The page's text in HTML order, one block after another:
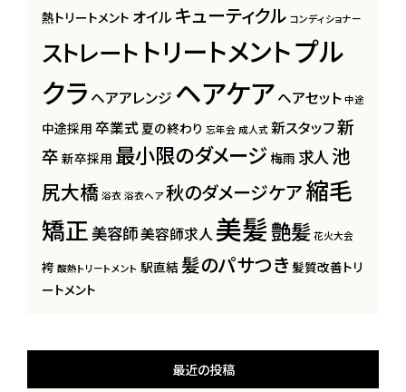
熱トリートメント オイル キューティクル コンディショナー
ストレート トリートメントプル
クラ ヘアアレンジ ヘアケアヘアセット 中途
中途採用 卒業式夏の終わり 忘年会 成人式 新スタッフ新
卒 新卒採用 最小限のダメージ梅雨 求人 池
尻大橋 浴衣 浴衣ヘア 秋のダメージケア縮毛
矯正 美容師美容師求人美髪艶髪 花火大会
袴 酸熱トリートメント 駅直結 髪のパサつき 髪質改善トリ
ートメント
最近の投稿